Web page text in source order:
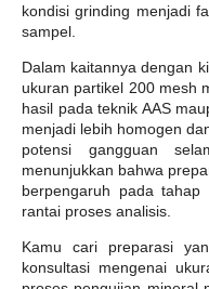
kondisi grinding menjadi
sampel.
Dalam kaitannya dengan
ukuran partikel 200 mesh
hasil pada teknik AAS
menjadi lebih homogen
potensi gangguan
menunjukkan bahwa
berpengaruh pada
rantai proses analisis.
Kamu cari preparasi
konsultasi mengenai